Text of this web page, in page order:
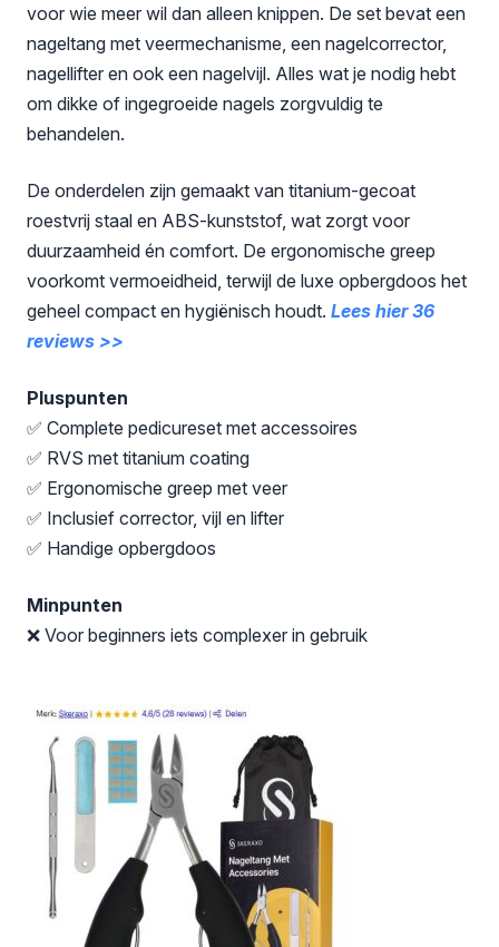
voor wie meer wil dan alleen knippen. De set bevat een
nageltang met veermechanisme, een nagelcorrector,
nagellifter en ook een nagelvijl. Alles wat je nodig hebt
om dikke of ingegroeide nagels zorgvuldig te
behandelen.
De onderdelen zijn gemaakt van titanium-gecoat
roestvrij staal en ABS-kunststof, wat zorgt voor
duurzaamheid én comfort. De ergonomische greep
voorkomt vermoeidheid, terwijl de luxe opbergdoos het
geheel compact en hygiënisch houdt. Lees hier 36
reviews >>
Pluspunten
✅ Complete pedicureset met accessoires
✅ RVS met titanium coating
✅ Ergonomische greep met veer
✅ Inclusief corrector, vijl en lifter
✅ Handige opbergdoos
Minpunten
❌ Voor beginners iets complexer in gebruik